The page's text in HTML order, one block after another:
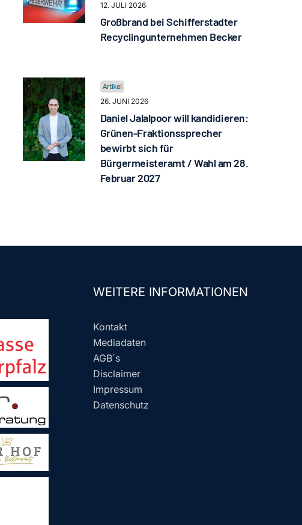
12. JULI 2026
Großbrand bei Schifferstadter
Recyclingunternehmen Becker
26. JUNI 2026
Daniel Jalalpoor will kandidieren:
Grünen-Fraktionssprecher
bewirbt sich für
Bürgermeisteramt / Wahl am 28.
Februar 2027
WEITERE INFORMATIONEN
Kontakt
Mediadaten
AGB´s
Disclaimer
Impressum
Datenschutz